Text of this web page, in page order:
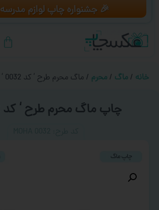
🎉 جشنواره چاپ لوازم مدرسه
خانه / ماگ / محرم / ماگ محرم طرح ‘ کد 0032 ‘
چاپ ماگ محرم طرح ‘ کد 0032 ‘